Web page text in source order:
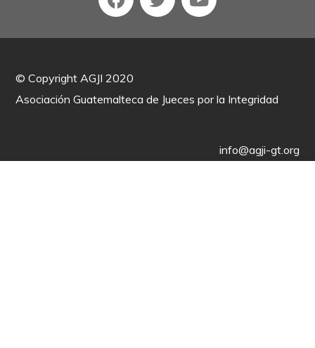
©Copyright AGJI 2020
Asociación Guatemalteca de Jueces por la Integridad
info@agji-gt.org